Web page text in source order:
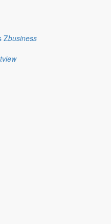
Zbusiness